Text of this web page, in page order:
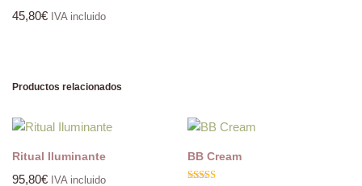
45,80€ IVA incluido
Productos relacionados
Ritual Iluminante
95,80€ IVA incluido
BB Cream